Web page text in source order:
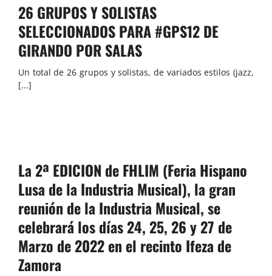
26 GRUPOS Y SOLISTAS
SELECCIONADOS PARA #GPS12 DE
GIRANDO POR SALAS
Un total de 26 grupos y solistas, de variados estilos (jazz,
[...]
La 2ª EDICION de FHLIM (Feria Hispano
Lusa de la Industria Musical), la gran
reunión de la Industria Musical, se
celebrará los días 24, 25, 26 y 27 de
Marzo de 2022 en el recinto Ifeza de
Zamora